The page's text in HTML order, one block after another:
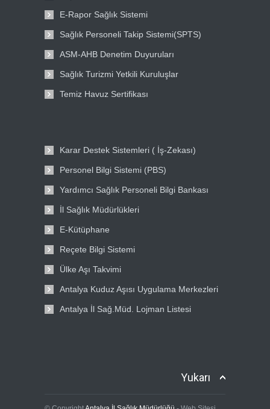
E-Rapor Sağlık Sistemi
Sağlık Personeli Takip Sistemi(SPTS)
ASM-AHB Denetim Duyuruları
Sağlık Turizmi Yetkili Kuruluşlar
Temiz Havuz Sertifikası
Karar Destek Sistemleri ( İş-Zekası)
Personel Bilgi Sistemi (PBS)
Yardımcı Sağlık Personeli Bilgi Bankası
İl Sağlık Müdürlükleri
E-Kütüphane
Reçete Bilgi Sistemi
Ülke Aşı Takvimi
Antalya Kuduz Aşısı Uygulama Merkezleri
Antalya İl Sağ.Müd. Lojman Listesi
Yukarı